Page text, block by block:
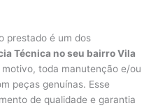
prestado é um dos
Técnica no seu bairro Vila
motivo, toda manutenção e/ou
peças genuínas. Esse
de qualidade e garantia